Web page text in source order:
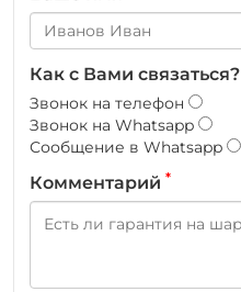
Как с Вами связаться?
Звонок на телефон
Звонок на Whatsapp
Сообщение в Whatsapp
Комментарий *